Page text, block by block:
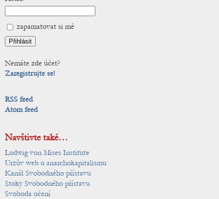
zapamatovat si mě
Nemáte zde účet?
Zaregistrujte se!
RSS feed
Atom feed
Navštivte také…
Ludwig von Mises Institute
Urzův web o anarchokapitalismu
Kanál Svobodného přístavu
Stoky Svobodného přístavu
Svoboda učení